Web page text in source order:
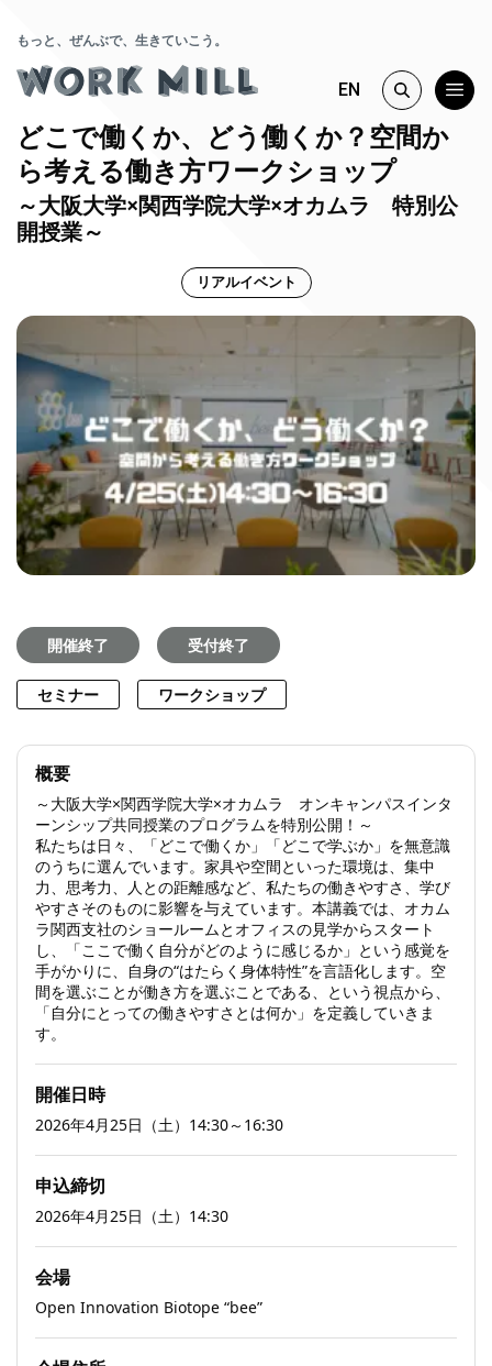
もっと、ぜんぶで、生きていこう。
EN
どこで働くか、どう働くか？空間か
ら考える働き方ワークショップ
～大阪大学×関西学院大学×オカムラ 特別公
開授業～
リアルイベント
開催終了 受付終了
セミナー ワークショップ
概要
～大阪大学×関西学院大学×オカムラ オンキャンパスインタ
ーンシップ共同授業のプログラムを特別公開！～
私たちは日々、「どこで働くか」「どこで学ぶか」を無意識
のうちに選んでいます。家具や空間といった環境は、集中
力、思考力、人との距離感など、私たちの働きやすさ、学び
やすさそのものに影響を与えています。本講義では、オカム
ラ関西支社のショールームとオフィスの見学からスタート
し、「ここで働く自分がどのように感じるか」という感覚を
手がかりに、自身の“はたらく身体特性”を言語化します。空
間を選ぶことが働き方を選ぶことである、という視点から、
「自分にとっての働きやすさとは何か」を定義していきま
す。
開催日時
2026年4月25日（土）14:30～16:30
申込締切
2026年4月25日（土）14:30
会場
Open Innovation Biotope “bee”